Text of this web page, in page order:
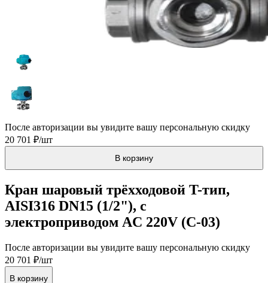
После авторизации вы увидите вашу персональную скидку
20 701 ₽/шт
В корзину
Кран шаровый трёхходовой T-тип,
AISI316 DN15 (1/2"), с
электроприводом AC 220V (С-03)
После авторизации вы увидите вашу персональную скидку
20 701 ₽/шт
В корзину